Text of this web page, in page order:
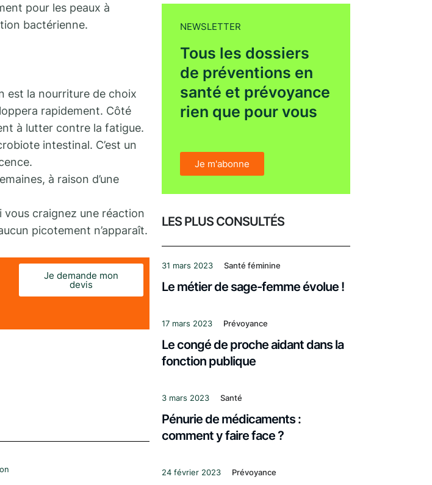
pour les peaux à
bactérienne.
est la nourriture de choix
rapidement. Côté
à lutter contre la fatigue.
intestinal. C’est un
à raison d’une
vous craignez une réaction
picotement n’apparaît.
Je demande mon
devis
NEWSLETTER
Tous les dossiers
de préventions en
santé et prévoyance
rien que pour vous
Je m'abonne
LES PLUS CONSULTÉS
31 mars 2023 Santé féminine
Le métier de sage-femme évolue !
17 mars 2023 Prévoyance
Le congé de proche aidant dans la
fonction publique
3 mars 2023 Santé
Pénurie de médicaments :
comment y faire face ?
24 février 2023 Prévoyance